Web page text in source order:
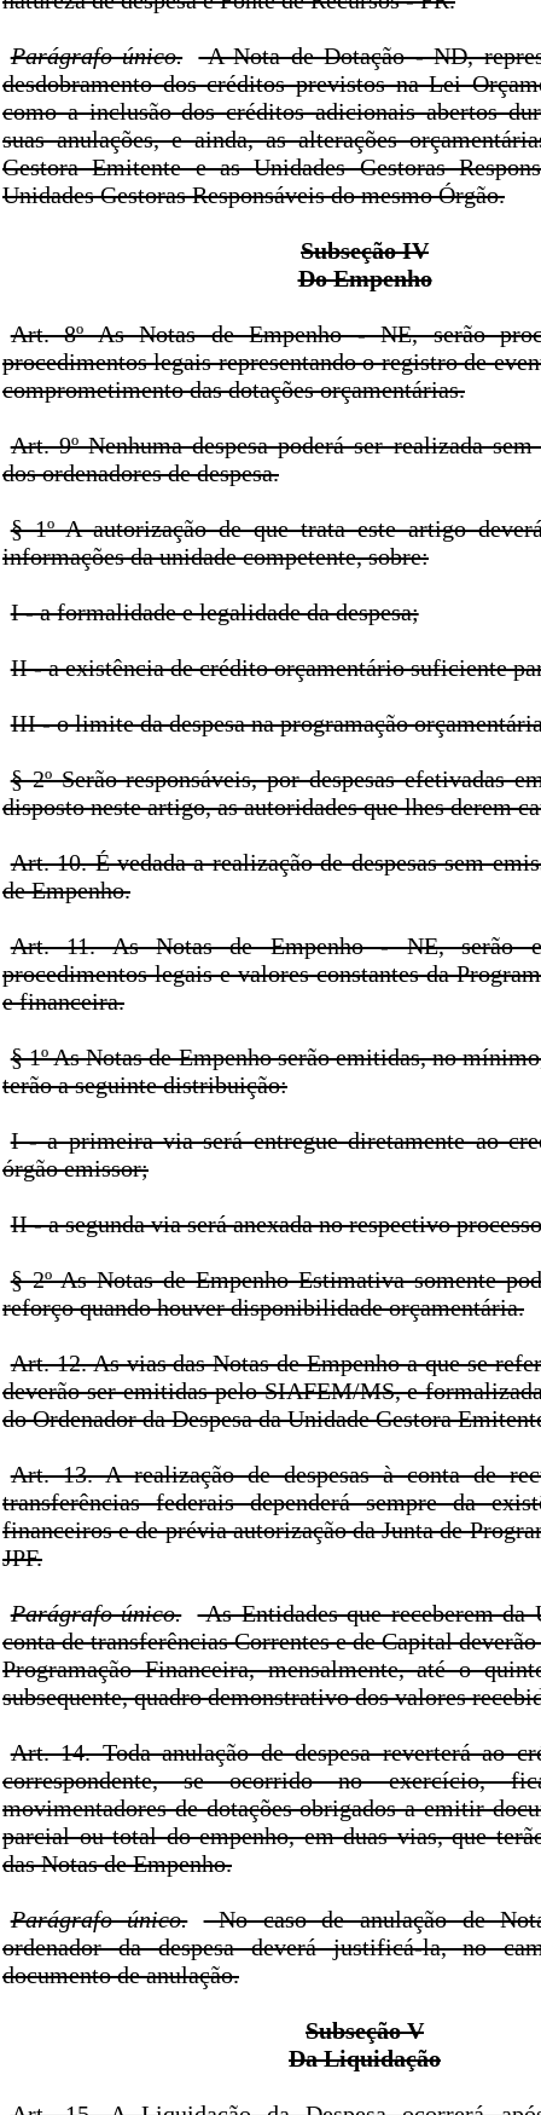
Parágrafo único.
A Nota de Dotação - ND,
desdobramento dos créditos previstos na Lei
como a inclusão dos créditos adicionais abertos
suas anulações, e ainda, as alterações
Gestora Emitente e as Unidades Gestoras
Unidades Gestoras Responsáveis do mesmo Órgão.
Subseção IV
Do Empenho
Art. 8º As Notas de Empenho - NE, serão
procedimentos legais representando o registro de
comprometimento das dotações orçamentárias.
Art. 9º Nenhuma despesa poderá ser realizada
dos ordenadores de despesa.
§ 1º A autorização de que trata este artigo
informações da unidade competente, sobre:
I - a formalidade e legalidade da despesa;
II - a existência de crédito orçamentário suficiente
III - o limite da despesa na programação
§ 2º Serão responsáveis, por despesas efetivadas
disposto neste artigo, as autoridades que lhes derem
Art. 10. É vedada a realização de despesas sem
de Empenho.
Art. 11. As Notas de Empenho - NE, serão
procedimentos legais e valores constantes da
e financeira.
§ 1º As Notas de Empenho serão emitidas, no
terão a seguinte distribuição:
I - a primeira via será entregue diretamente ao
órgão emissor;
II - a segunda via será anexada no respectivo
§ 2º As Notas de Empenho Estimativa somente
reforço quando houver disponibilidade orçamentária.
Art. 12. As vias das Notas de Empenho a que se
deverão ser emitidas pelo SIAFEM/MS, e
do Ordenador da Despesa da Unidade Gestora
Art. 13. A realização de despesas à conta de
transferências federais dependerá sempre da
financeiros e de prévia autorização da Junta de
JPF.
Parágrafo único.
As Entidades que receberem da
conta de transferências Correntes e de Capital
Programação Financeira, mensalmente, até o
subsequente, quadro demonstrativo dos valores
Art. 14. Toda anulação de despesa reverterá ao
correspondente, se ocorrido no exercício,
movimentadores de dotações obrigados a emitir
parcial ou total do empenho, em duas vias, que
das Notas de Empenho.
Parágrafo único.
No caso de anulação de
ordenador da despesa deverá justificá-la, no
documento de anulação.
Subseção V
Da Liquidação